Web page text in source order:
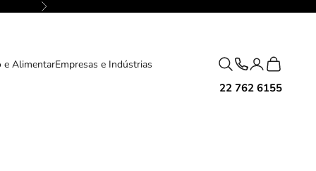
Próximo
e AlimentarEmpresas e Indústrias
22 762 6155
Pesquisar Carrinho